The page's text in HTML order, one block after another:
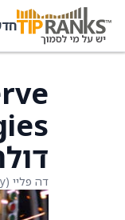
דה פליי (TheFly)